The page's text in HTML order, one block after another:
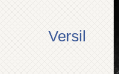
Versil